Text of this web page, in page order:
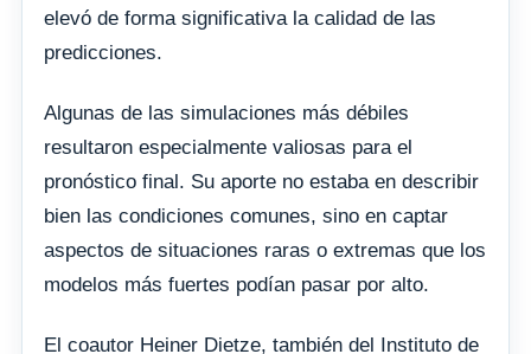
elevó de forma significativa la calidad de las
predicciones.
Algunas de las simulaciones más débiles
resultaron especialmente valiosas para el
pronóstico final. Su aporte no estaba en describir
bien las condiciones comunes, sino en captar
aspectos de situaciones raras o extremas que los
modelos más fuertes podían pasar por alto.
El coautor Heiner Dietze, también del Instituto de